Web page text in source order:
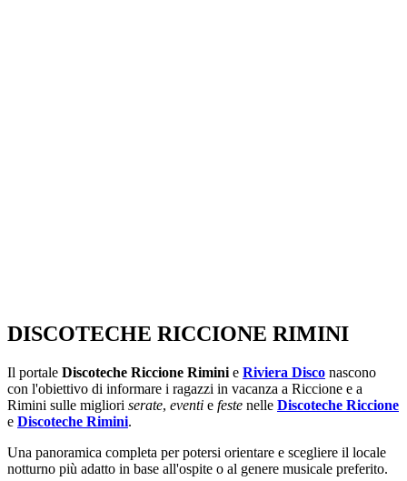
DISCOTECHE RICCIONE RIMINI
Il portale Discoteche Riccione Rimini e Riviera Disco nascono
con l'obiettivo di informare i ragazzi in vacanza a Riccione e a
Rimini sulle migliori serate, eventi e feste nelle Discoteche Riccione
e Discoteche Rimini.
Una panoramica completa per potersi orientare e scegliere il locale
notturno più adatto in base all'ospite o al genere musicale preferito.